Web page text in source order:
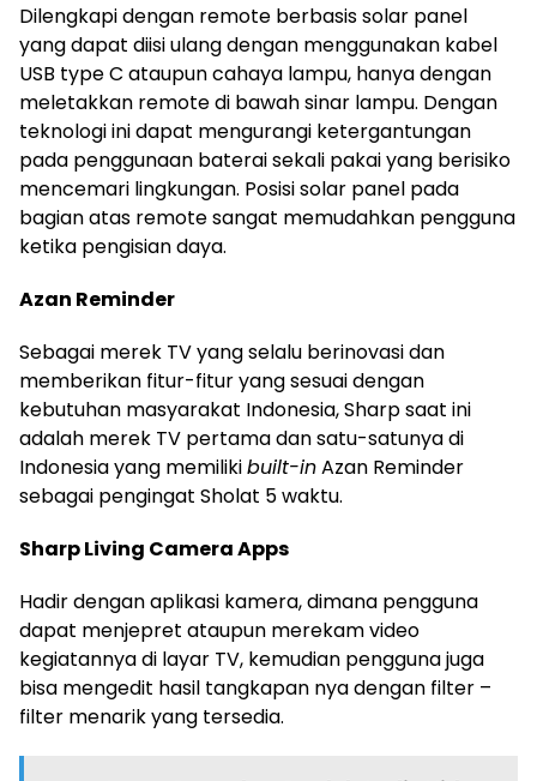
Dilengkapi dengan remote berbasis solar panel
yang dapat diisi ulang dengan menggunakan kabel
USB type C ataupun cahaya lampu, hanya dengan
meletakkan remote di bawah sinar lampu. Dengan
teknologi ini dapat mengurangi ketergantungan
pada penggunaan baterai sekali pakai yang berisiko
mencemari lingkungan. Posisi solar panel pada
bagian atas remote sangat memudahkan pengguna
ketika pengisian daya.
Azan Reminder
Sebagai merek TV yang selalu berinovasi dan
memberikan fitur-fitur yang sesuai dengan
kebutuhan masyarakat Indonesia, Sharp saat ini
adalah merek TV pertama dan satu-satunya di
Indonesia yang memilikibuilt-inAzan Reminder
sebagai pengingat Sholat 5 waktu.
Sharp Living Camera Apps
Hadir dengan aplikasi kamera, dimana pengguna
dapat menjepret ataupun merekam video
kegiatannya di layar TV, kemudian pengguna juga
bisa mengedit hasil tangkapan nya dengan filter –
filter menarik yang tersedia.